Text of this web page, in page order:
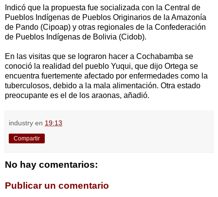
Indicó que la propuesta fue socializada con la Central de
Pueblos Indígenas de Pueblos Originarios de la Amazonía
de Pando (Cipoap) y otras regionales de la Confederación
de Pueblos Indígenas de Bolivia (Cidob).
En las visitas que se lograron hacer a Cochabamba se
conoció la realidad del pueblo Yuqui, que dijo Ortega se
encuentra fuertemente afectado por enfermedades como la
tuberculosos, debido a la mala alimentación. Otra estado
preocupante es el de los araonas, añadió.
industry en 19:13
Compartir
No hay comentarios:
Publicar un comentario